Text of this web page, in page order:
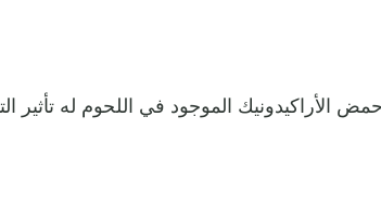
الأراكيدونيك الموجود في اللحوم له